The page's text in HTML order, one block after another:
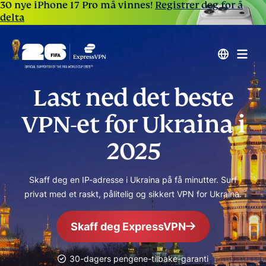
30 nye iPhone 17 Pro må vinnes! Registrer deg for å
delta
Last ned det beste
VPN-et for Ukraina i
2025
Skaff deg en IP-adresse i Ukraina på få minutter. Surf
privat med et raskt, pålitelig og sikkert VPN for Ukraina.
Skaff deg ExpressVPN
30-dagers pengene-tilbake-garanti